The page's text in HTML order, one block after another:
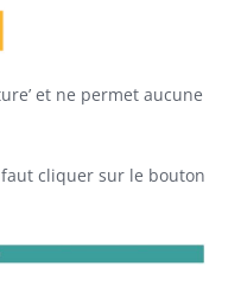
et ne permet aucune
cliquer sur le bouton